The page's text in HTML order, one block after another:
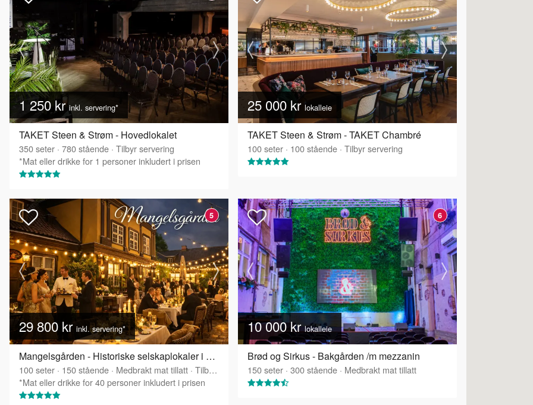
1 250 krinkl. servering*
TAKET Steen & Strøm - Hovedlokalet
350seter · 780stående · Tilbyr servering
*Mat eller drikke for 1 personer inkludert i prisen
25 000 kr lokalleie
TAKET Steen & Strøm - TAKET Chambré
100seter · 100stående · Tilbyr servering
5
29 800 kr inkl. servering*
Mangelsgården - Historiske selskaplokaler i Oslo sentrum
100seter · 150stående · Medbrakt mat tillatt · Tilbyr servering
*Mat eller drikke for 40 personer inkludert i prisen
6
10 000 kr lokalleie
Brød og Sirkus - Bakgården /m mezzanin
150seter · 300stående · Medbrakt mat tillatt